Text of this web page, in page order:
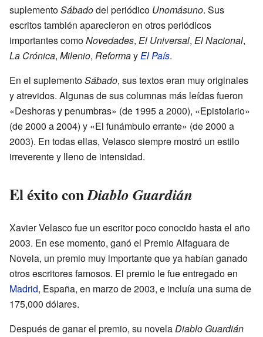
suplementoSábadodel periódico Unomásuno. Sus
escritos también aparecieron en otros periódicos
importantes comoNovedades, El Universal, El Nacional,
La Crónica, Milenio, ReformayEl País.
En el suplementoSábado, sus textos eran muy originales
y atrevidos. Algunas de sus columnas más leídas fueron
«Deshoras y penumbras» (de 1995 a 2000), «Epistolario»
(de 2000 a 2004) y «El funámbulo errante» (de 2000 a
2003). En todas ellas, Velasco siempre mostró un estilo
irreverente y lleno de intensidad.
El éxito conDiablo Guardián
Xavier Velasco fue un escritor poco conocido hasta el año
2003. En ese momento, ganó el Premio Alfaguara de
Novela, un premio muy importante que ya habían ganado
otros escritores famosos. El premio le fue entregado en
Madrid, España, en marzo de 2003, e incluía una suma de
175,000 dólares.
Después de ganar el premio, su novelaDiablo Guardián